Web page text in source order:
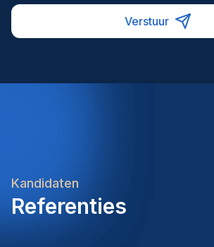
Verstuur
Kandidaten
Referenties